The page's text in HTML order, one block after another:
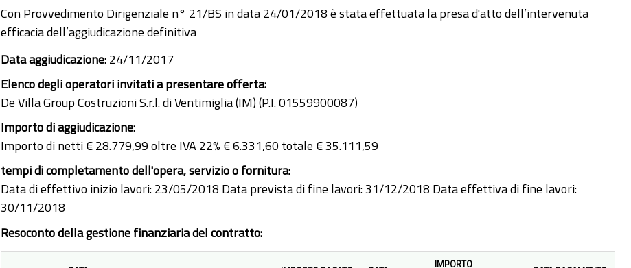
Con Provvedimento Dirigenziale n° 21/BS in data 24/01/2018 è stata effettuata la presa d'atto dell’intervenuta
efficacia dell’aggiudicazione definitiva
Data aggiudicazione:24/11/2017
Elenco degli operatori invitati a presentare offerta:
De Villa Group Costruzioni S.r.l. di Ventimiglia (IM) (P.I. 01559900087)
Importo di aggiudicazione:
Importo di netti € 28.779,99 oltre IVA 22% € 6.331,60 totale € 35.111,59
tempi di completamento dell'opera, servizio o fornitura:
Data di effettivo inizio lavori: 23/05/2018 Data prevista di fine lavori: 31/12/2018 Data effettiva di fine lavori:
30/11/2018
Resoconto della gestione finanziaria del contratto:
IMPORTO